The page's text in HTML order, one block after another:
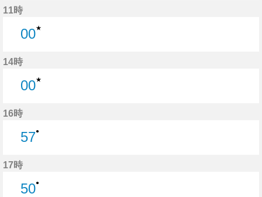
11時
00★
14時
00★
16時
57●
17時
50●